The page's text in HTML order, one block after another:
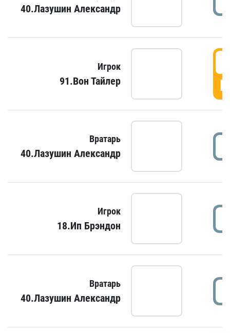
40.Лазушин Александр
Игрок
91.Вон Тайлер
Вратарь
40.Лазушин Александр
Игрок
18.Ип Брэндон
Вратарь
40.Лазушин Александр